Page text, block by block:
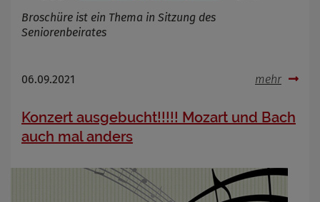
Broschüre ist ein Thema in Sitzung des
Seniorenbeirates
06.09.2021 mehr
Konzert ausgebucht!!!!! Mozart und Bach
auch mal anders